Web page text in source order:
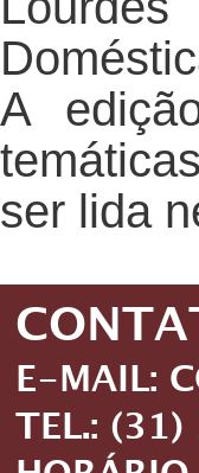
A
ser lida
E-MAIL:
TEL.: